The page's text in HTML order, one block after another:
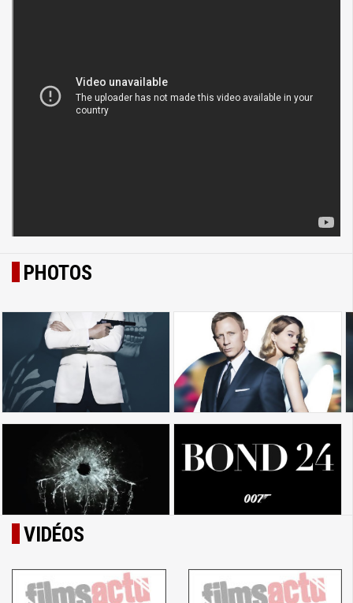
PHOTOS
VIDÉOS